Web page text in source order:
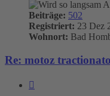
Beiträge: 502
Registriert: 23 Dez
Wohnort: Bad
Re: motoz